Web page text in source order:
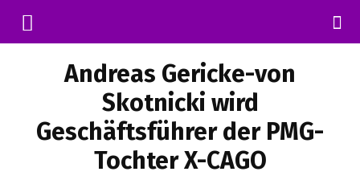
Andreas Gericke-von
Skotnicki wird
Geschäftsführer der PMG-
Tochter X-CAGO